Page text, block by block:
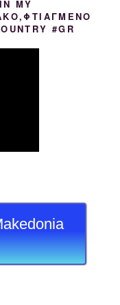
MY
#GR